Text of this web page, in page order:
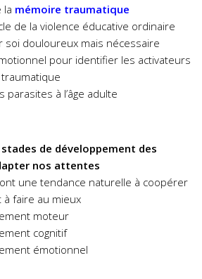
la mémoire traumatique
de la violence éducative ordinaire
soi douloureux mais nécessaire
pour identifier les activateurs
parasites à l’âge adulte
de développement des
nos attentes
une tendance naturelle à coopérer
faire au mieux
moteur
cognitif
émotionnel